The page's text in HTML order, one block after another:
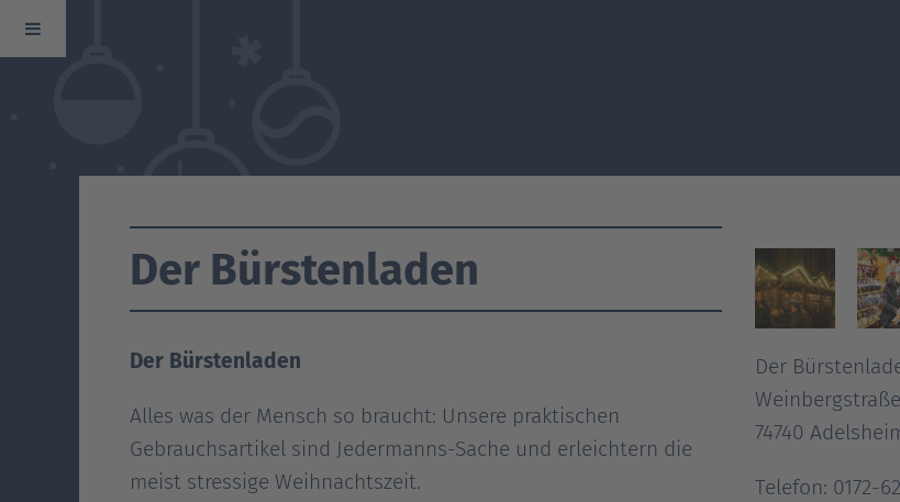
Hauptseite
Zurück
Der Bürstenladen
Der Bürstenladen
Alles was der Mensch so braucht: Unsere praktischen
Gebrauchsartikel sind Jedermanns-Sache und erleichtern die
meist stressige Weihnachtszeit.
Der
74740
Telefon: 0172-